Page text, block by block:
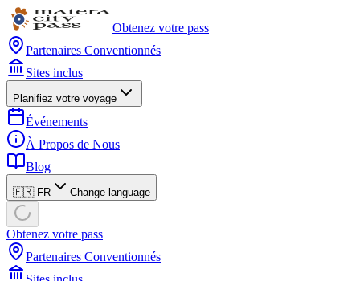
Obtenez votre pass
Partenaires Conventionnés
Sites inclus
Planifiez votre voyage
Événements
À Propos de Nous
Blog
🇫🇷 FR Change language
Obtenez votre pass
Partenaires Conventionnés